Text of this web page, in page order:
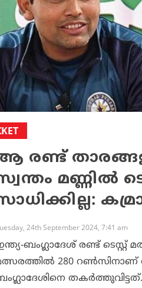
രണ്ട്
മണ്ണിൽ
24th September 2024, 7:41 am
ബംഗ്ലാദേശ് രണ്ട്
280